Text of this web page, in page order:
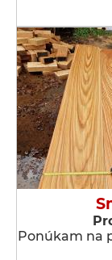
Ponúkam na